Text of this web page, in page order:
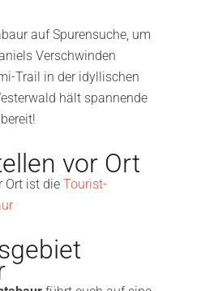
auf Spurensuche, um
Verschwinden
Trail in der idyllischen
hält spannende
vor Ort
Ort ist die Tourist-